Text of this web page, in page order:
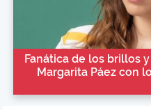
Fanática de los brillos
Margarita Páez con